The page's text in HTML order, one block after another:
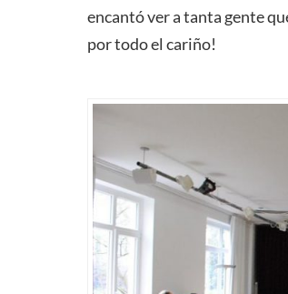
encantó ver a tanta gente
por todo el cariño!